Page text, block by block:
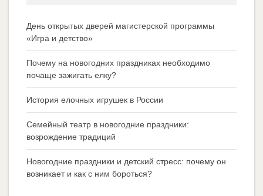
День открытых дверей магистерской программы
«Игра и детство»
Почему на новогодних праздниках необходимо
почаще зажигать елку?
История елочных игрушек в России
Семейный театр в новогодние праздники:
возрождение традиций
Новогодние праздники и детский стресс: почему он
возникает и как с ним бороться?